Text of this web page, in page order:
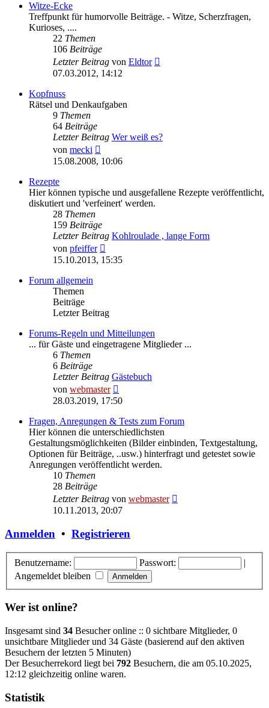
Witze-Ecke
Treffpunkt für humorvolle Beiträge. - Witze, Scherzfragen,
Kurioses, ....
22 Themen
106 Beiträge
Letzter Beitrag von Eldtor
07.03.2012, 14:12
Kopfnuss
Rätsel und Denkaufgaben
9 Themen
64 Beiträge
Letzter Beitrag Wer weiß es?
von mecki
Beitrag
15.08.2008, 10:06
Rezepte
Hier können typische und ausgefallene Rezepte veröffentlicht,
diskutiert und 'verfeinert' werden.
28 Themen
159 Beiträge
Letzter Beitrag Kohlroulade , lange Form
von pfeiffer
Beitrag
15.10.2013, 15:35
Forum allgemein
Themen
Beiträge
Letzter Beitrag
Forums-Regeln und Mitteilungen
... für Gäste und eingetragene Mitglieder ...
6 Themen
6 Beiträge
Letzter Beitrag Gästebuch
von webmaster
Beitrag
28.03.2019, 17:50
Fragen, Anregungen & Tests zum Forum
Hier können die unterschiedlichsten
Gestaltungsmöglichkeiten (Bilder einbinden, Textgestaltung,
Optionen für Beiträge, ..usw.) hinterfragt und getestet sowie
Anregungen veröffentlicht werden.
10 Themen
28 Beiträge
Letzter Beitrag von webmaster
10.11.2013, 20:07
Anmelden • Registrieren
Benutzername: Passwort:
|
Angemeldet bleiben
Wer ist online?
Insgesamt sind 34 Besucher online :: 0 sichtbare Mitglieder, 0
unsichtbare Mitglieder und 34 Gäste (basierend auf den aktiven
Besuchern der letzten 5 Minuten)
Der Besucherrekord liegt bei 792 Besuchern, die am 05.10.2025,
12:12 gleichzeitig online waren.
Statistik